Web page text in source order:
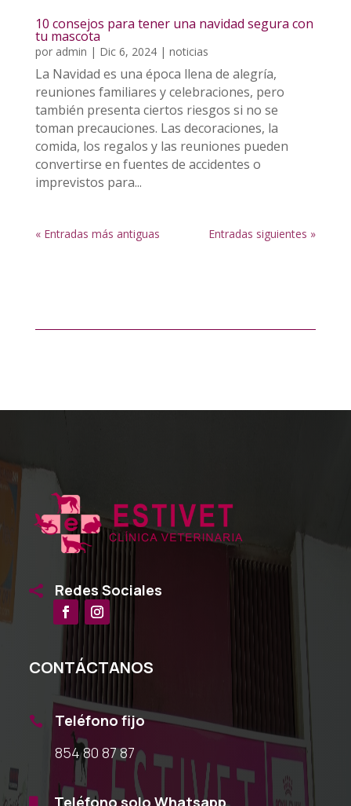
10 consejos para tener una navidad segura con
tu mascota
por admin | Dic 6, 2024| noticias
La Navidad es una época llena de alegría,
reuniones familiares y celebraciones, pero
también presenta ciertos riesgos si no se
toman precauciones. Las decoraciones, la
comida, los regalos y las reuniones pueden
convertirse en fuentes de accidentes o
imprevistos para...
« Entradas más antiguas Entradas siguientes »
 Redes Sociales
CONTÁCTANOS

Teléfono fijo
854 80 87 87
Teléfono solo Whatsapp